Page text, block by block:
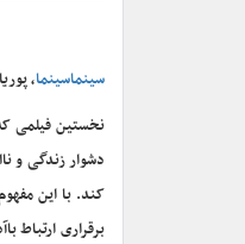
سینماسینما،
نخستین فیلمی
دشوار زندگی و
کند. با این
برقراری